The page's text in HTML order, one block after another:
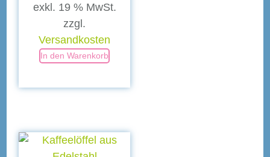
exkl. 19 % MwSt.
zzgl.
Versandkosten
In den Warenkorb